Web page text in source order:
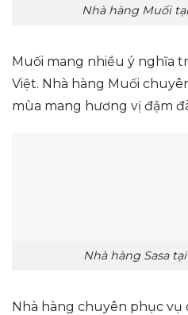
Nhà hàng Muối
Muối mang nhiều ý nghĩa
Việt. Nhà hàng Muối
mùa mang hương vị đậm
Nhà hàng Sasa
Nhà hàng chuyên phục vụ